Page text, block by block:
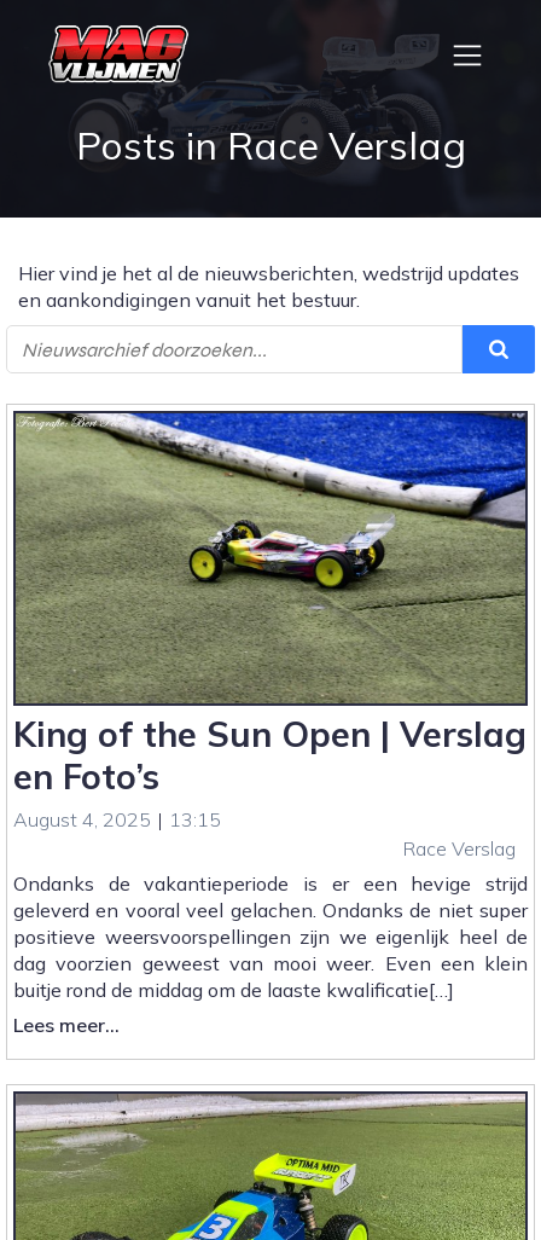
Posts in Race Verslag
Hier vind je het al de nieuwsberichten, wedstrijd updates
en aankondigingen vanuit het bestuur.
King of the Sun Open | Verslag
en Foto’s
August 4, 2025 | 13:15
Race Verslag
Ondanks de vakantieperiode is er een hevige strijd
geleverd en vooral veel gelachen. Ondanks de niet super
positieve weersvoorspellingen zijn we eigenlijk heel de
dag voorzien geweest van mooi weer. Even een klein
buitje rond de middag om de laaste kwalificatie[…]
Lees meer...
of
the
Sun
Open
|
Verslag